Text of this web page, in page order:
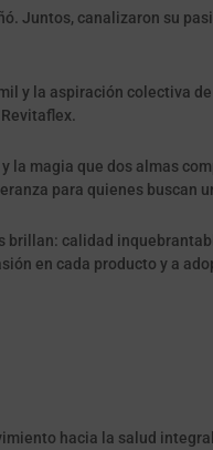
Juntos, canalizaron su
y la aspiración colectiva
la magia que dos almas
para quienes buscan
calidad
en cada producto y a
hacia la salud